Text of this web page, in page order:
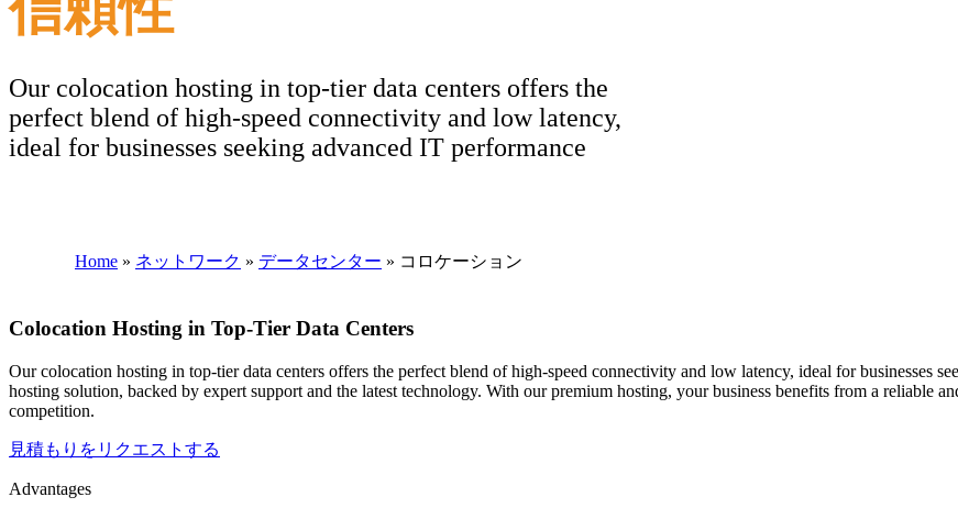
Our colocation hosting in top-tier data centers offers the
perfect blend of high-speed connectivity and low latency,
ideal for businesses seeking advanced IT performance
Home » ネットワーク » データセンター » コロケーション
Colocation Hosting in Top-Tier Data Centers
Our colocation hosting in top-tier data centers offers the perfect blend of high-speed connectivity and low latency, ideal for businesses
hosting solution, backed by expert support and the latest technology. With our premium hosting, your business benefits from a reliable
competition.
見積もりをリクエストする
Advantages